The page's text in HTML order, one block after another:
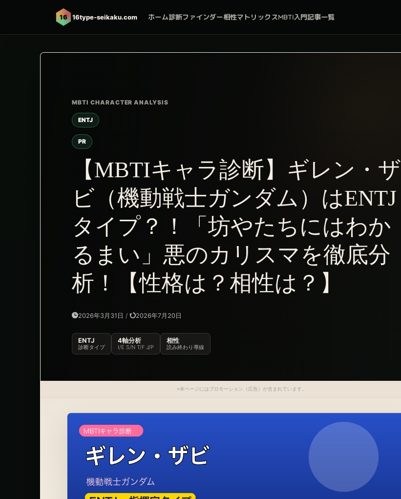
16 16type-seikaku.com ホーム診断ファインダー相性マトリックスMBTI入門記事一覧
ENTJ
PR
【MBTIキャラ診断】ギレン・ザ
ビ（機動戦士ガンダム）はENTJ
タイプ？！「坊やたちにはわか
るまい」悪のカリスマを徹底分
析！【性格は？相性は？】
2026年3月31日 / 2026年7月20日
ENTJ
診断タイプ
4軸分析
I/E S/N T/F J/P
相性
読み終わり導線
※本ページにはプロモーション（広告）が含まれています。